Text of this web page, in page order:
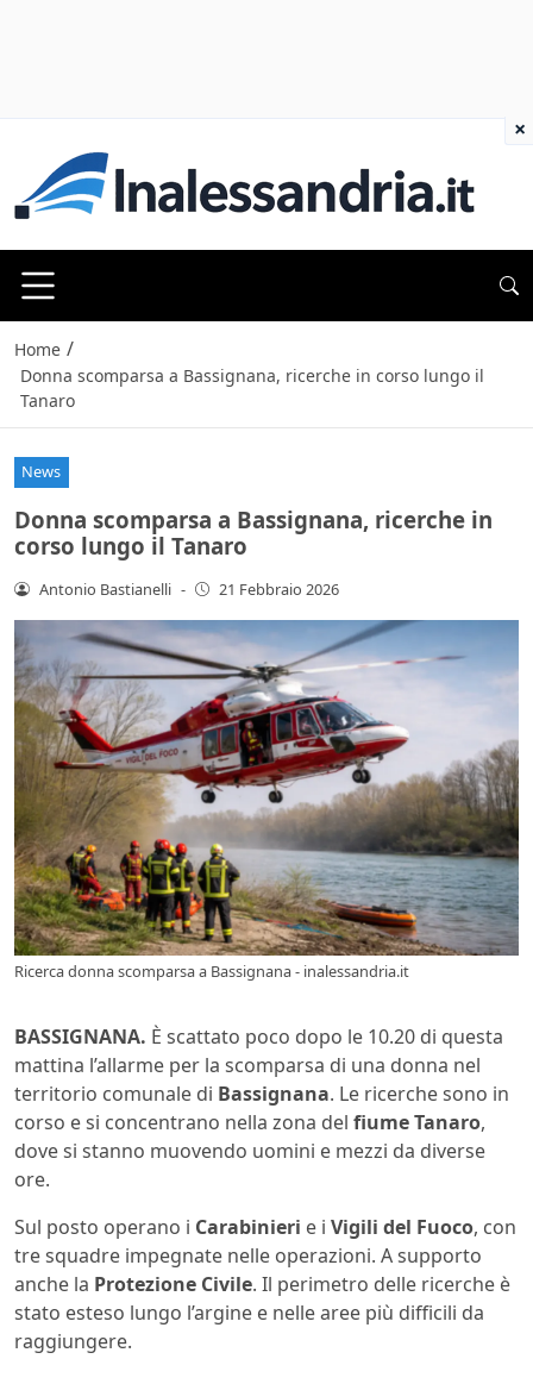
Home /
Donna scomparsa a Bassignana, ricerche in corso lungo il
Tanaro
News
Donna scomparsa a Bassignana, ricerche in
corso lungo il Tanaro
Antonio Bastianelli - 21 Febbraio 2026
Ricerca donna scomparsa a Bassignana - inalessandria.it
BASSIGNANA. È scattato poco dopo le 10.20 di questa
mattina l’allarme per la scomparsa di una donna nel
territorio comunale di Bassignana. Le ricerche sono in
corso e si concentrano nella zona del fiume Tanaro,
dove si stanno muovendo uomini e mezzi da diverse
ore.
Sul posto operano i Carabinieri e i Vigili del Fuoco, con
tre squadre impegnate nelle operazioni. A supporto
anche la Protezione Civile. Il perimetro delle ricerche è
stato esteso lungo l’argine e nelle aree più difficili da
raggiungere.
×